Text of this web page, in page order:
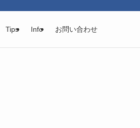
Tips Info お問い合わせ